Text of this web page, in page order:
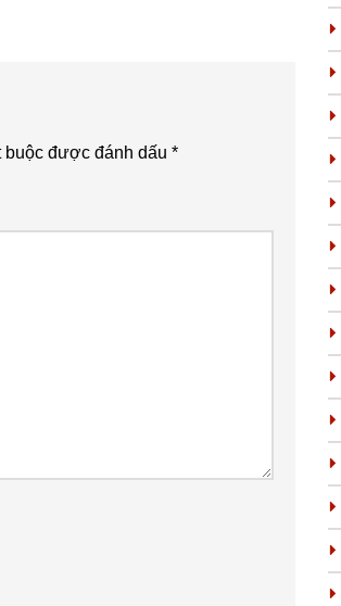
được đánh dấu *